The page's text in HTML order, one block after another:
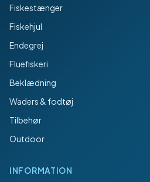
Fiskestænger
Fiskehjul
Endegrej
Fluefiskeri
Beklædning
Waders & fodtøj
Tilbehør
Outdoor
INFORMATION